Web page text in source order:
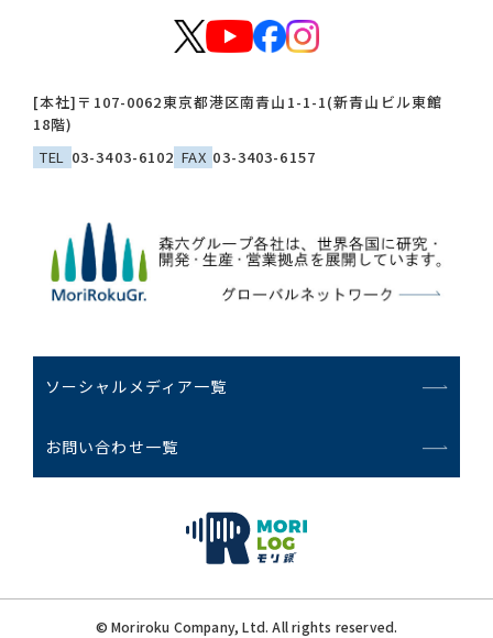
[本社] 〒107-0062東京都港区南青山1-1-1(新青山ビル東館
18階)
TEL 03-3403-6102 FAX 03-3403-6157
ソーシャルメディア一覧
お問い合わせ一覧
© Moriroku Company, Ltd. All rights reserved.